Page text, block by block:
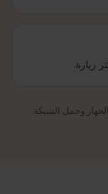
زيارة.
وحمل الشبكة.